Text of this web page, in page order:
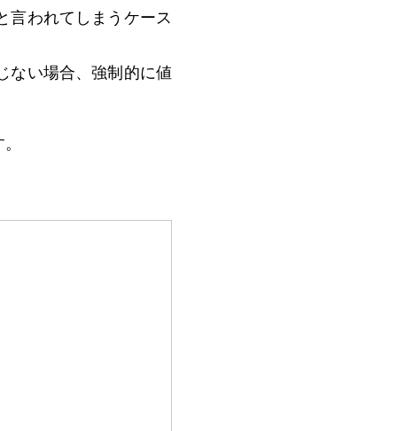
言われてしまうケース
ない場合、強制的に値